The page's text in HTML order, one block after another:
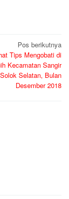
Pos berikutnya
Tips Mengobati di
Kecamatan Sangir
Selatan, Bulan
Desember 2018